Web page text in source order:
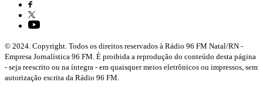
© 2024. Copyright. Todos os direitos reservados à Rádio 96 FM Natal/RN -
Empresa Jornalística 96 FM. É proibida a reprodução do conteúdo desta página
- seja reescrito ou na íntegra - em quaisquer meios eletrônicos ou impressos, sem
autorização escrita da Rádio 96 FM.